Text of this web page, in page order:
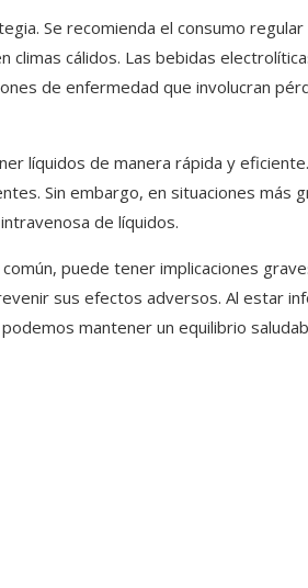
Se recomienda el consumo regular
climas cálidos. Las bebidas
de enfermedad que involucran
líquidos de manera rápida y
Sin embargo, en situaciones más
de líquidos.
puede tener implicaciones
sus efectos adversos. Al estar
mantener un equilibrio